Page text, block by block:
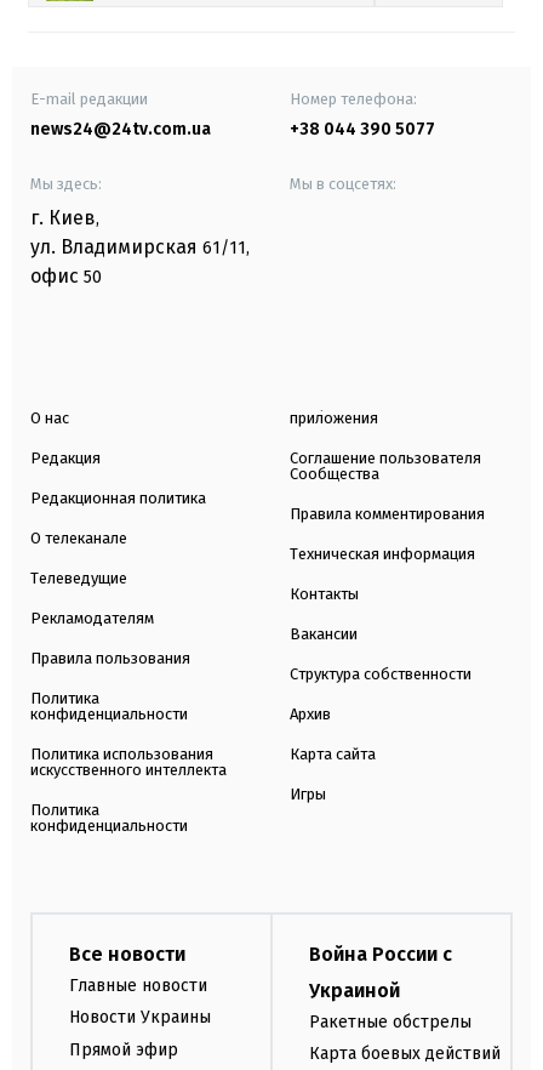
E-mail редакции
news24@24tv.com.ua
Номер телефона:
+38 044 390 5077
Мы здесь:
г. Киев,
ул. Владимирская 61/11,
офис 50
Мы в соцсетях:
О нас
Редакция
Редакционная политика
О телеканале
Телеведущие
Рекламодателям
Правила пользования
Политика
конфиденциальности
Политика использования
искусственного интеллекта
Политика
конфиденциальности
приложения
Соглашение пользователя
Сообщества
Правила комментирования
Техническая информация
Контакты
Вакансии
Структура собственности
Архив
Карта сайта
Игры
Все новости
Главные новости
Новости Украины
Прямой эфир
Война России с
Украиной
Ракетные обстрелы
Карта боевых действий